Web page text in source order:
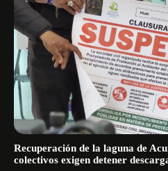
Recuperación de la laguna de
colectivos exigen detener